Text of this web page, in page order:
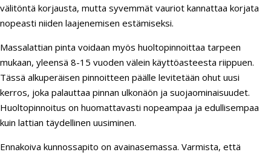
välitöntä korjausta, mutta syvemmät vauriot kannattaa korjata
nopeasti niiden laajenemisen estämiseksi.
Massalattian pinta voidaan myös huoltopinnoittaa tarpeen
mukaan, yleensä 8-15 vuoden välein käyttöasteesta riippuen.
Tässä alkuperäisen pinnoitteen päälle levitetään ohut uusi
kerros, joka palauttaa pinnan ulkonäön ja suojaominaisuudet.
Huoltopinnoitus on huomattavasti nopeampaa ja edullisempaa
kuin lattian täydellinen uusiminen.
Ennakoiva kunnossapito on avainasemassa. Varmista, että